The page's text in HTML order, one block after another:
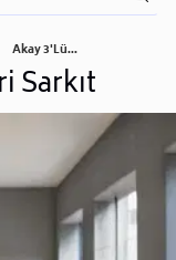
Akay 3'lü...
Sarkıt